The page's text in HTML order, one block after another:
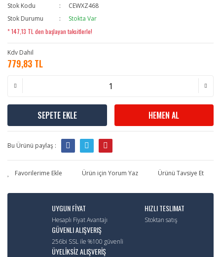
Stok Kodu
CEWXZ468
Stok Durumu
Stokta Var
* 147,13 TL den başlayan taksitlerle!
Kdv Dahil
779,83 TL
SEPETE EKLE HEMEN AL
Bu Ürünü paylaş :
Ürün için Yorum Yaz Ürünü Tavsiye Et
UYGUN FİYAT
Hesaplı Fiyat Avantajı
HIZLI TESLIMAT
Stoktan satış
GÜVENLI ALIŞVERIŞ
256bi SSL ile %100 güvenli
ÜYELİKSİZ ALIŞVERİŞ